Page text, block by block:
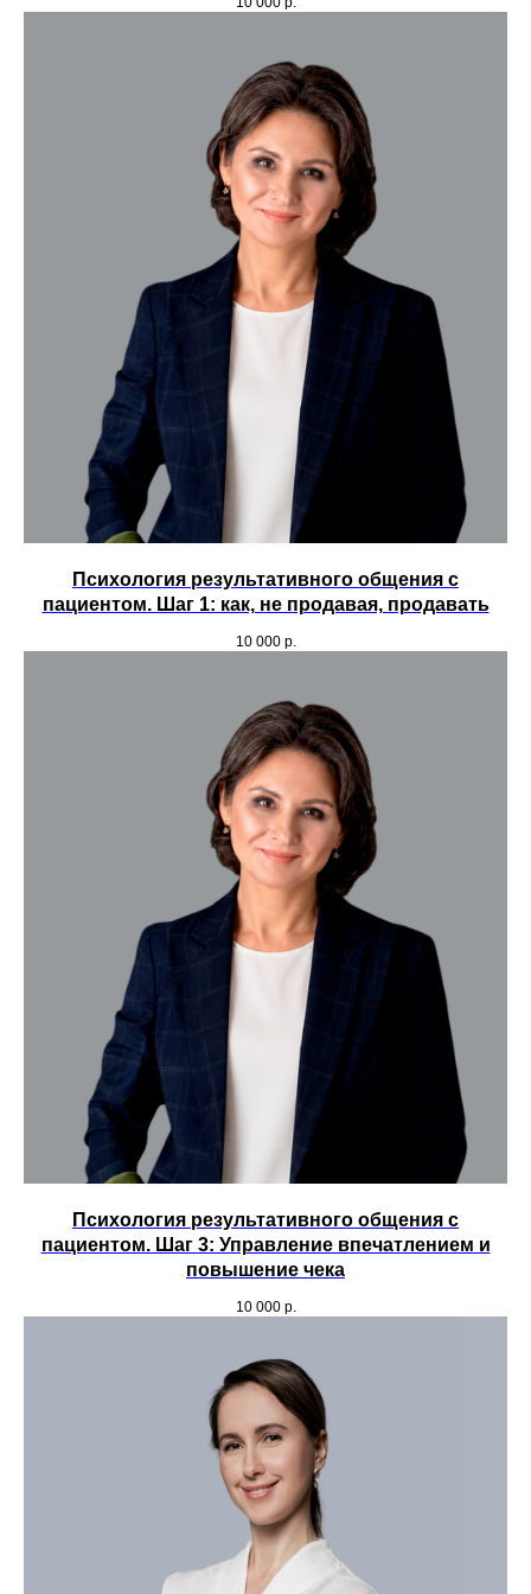
Психология результативного общения с
пациентом. Шаг 1: как, не продавая, продавать
10 000 р.
Психология результативного общения с
пациентом. Шаг 3: Управление впечатлением и
повышение чека
10 000 р.
Техподдержка:
По вопросам рекламы
support@yuschool.ru
marketing@yuschool.ru
По вопросам обучения в школе:
info@yusсhool.ru
129626, г. Москва, пр. Мира 102, стр.
Менеджер ДФО и Сибирь
Расписание
Принимаем к оплате карты, а также
оплату по QR и онлайн-оплату
Контакты
Отзывы
О школе